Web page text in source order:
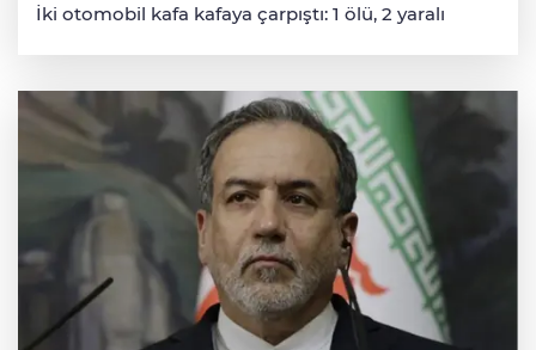
İki otomobil kafa kafaya çarpıştı: 1 ölü, 2 yaralı